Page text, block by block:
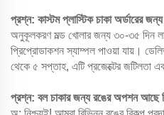
প্রশ্ন: কাস্টম প্লাস্টিক চাকা অর্ডারের
অনুকূলকরণ মল্ড খোলার জন্য ৩০-৩৫ দিন
প্রিপ্রোডাকশন স্যাম্পল পাওয়া যায়।
থেকে ৫ সপ্তাহ, এটি প্রজেক্টের জটিলতা
প্রশ্ন: বল চাকার জন্য রঙের অপশন আছে